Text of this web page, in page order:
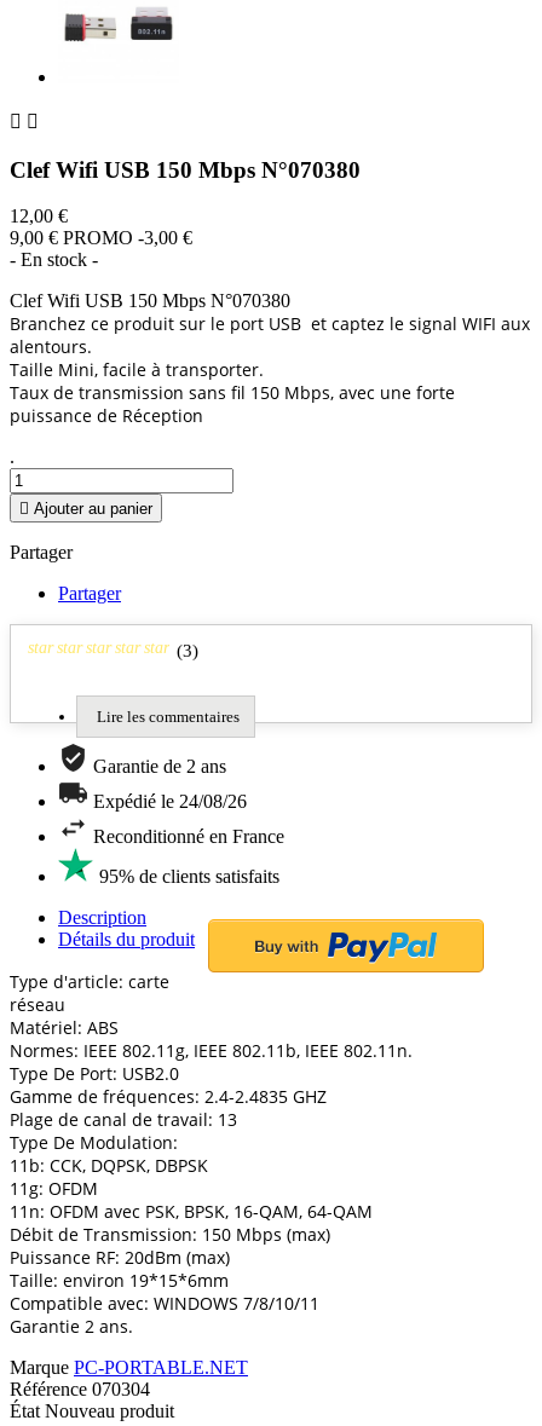
 
Clef Wifi USB 150 Mbps N°070380
12,00 €
9,00 € PROMO -3,00 €
- En stock -
Clef Wifi USB 150 Mbps N°070380
Branchez ce produit sur le port USB et captez le signal WIFI aux
alentours.
Taille Mini, facile à transporter.
Taux de transmission sans fil 150 Mbps, avec une forte
puissance de Réception
.
 Ajouter au panier
Partager
Partager
star star star star star (3)
Lire les commentaires
Garantie de 2 ans
Expédié le 24/08/26
Reconditionné en France
95% de clients satisfaits
Description
Détails du produit
Type d'article: carte
réseau
Matériel: ABS
Normes: IEEE 802.11g, IEEE 802.11b, IEEE 802.11n.
Type De Port: USB2.0
Gamme de fréquences: 2.4-2.4835 GHZ
Plage de canal de travail: 13
Type De Modulation:
11b: CCK, DQPSK, DBPSK
11g: OFDM
11n: OFDM avec PSK, BPSK, 16-QAM, 64-QAM
Débit de Transmission: 150 Mbps (max)
Puissance RF: 20dBm (max)
Taille: environ 19*15*6mm
Compatible avec: WINDOWS 7/8/10/11
Garantie 2 ans.
Marque PC-PORTABLE.NET
Référence 070304
ÉtatNouveau produit